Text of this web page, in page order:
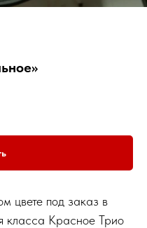
цвете под заказ в
класса Красное Трио